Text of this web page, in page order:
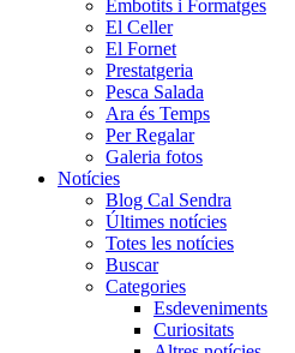
Embotits i Formatges
El Celler
El Fornet
Prestatgeria
Pesca Salada
Ara és Temps
Per Regalar
Galeria fotos
Notícies
Blog Cal Sendra
Últimes notícies
Totes les notícies
Buscar
Categories
Esdeveniments
Curiositats